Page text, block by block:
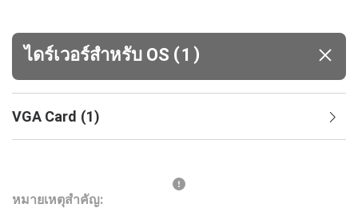
ไดร์เวอร์สำหรับ OS (1 )
VGA Card (1)
หมายเหตุสำคัญ: